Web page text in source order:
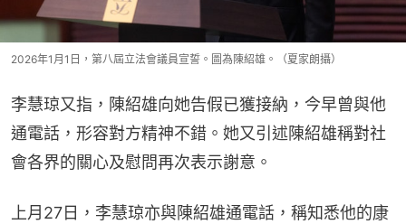
2026年1月1日，第八屆立法會議員宣誓。圖為陳紹雄。（夏家朗攝）
李慧琼又指，陳紹雄向她告假已獲接納，今早曾與他
通電話，形容對方精神不錯。她又引述陳紹雄稱對社
會各界的關心及慰問再次表示謝意。
上月27日，李慧琼亦與陳紹雄通電話，稱知悉他的康